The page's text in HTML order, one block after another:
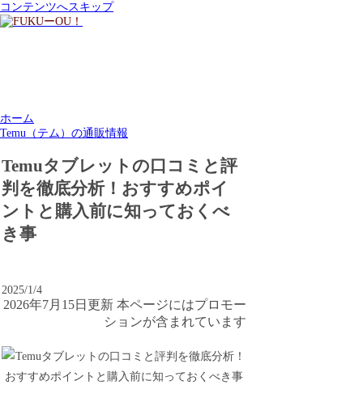
コンテンツへスキップ
ホーム
Temu（テム）の通販情報
Temuタブレットの口コミと評
判を徹底分析！おすすめポイ
ントと購入前に知っておくべ
き事
2025/1/4
2026年7月15日更新 本ページにはプロモー
ションが含まれています